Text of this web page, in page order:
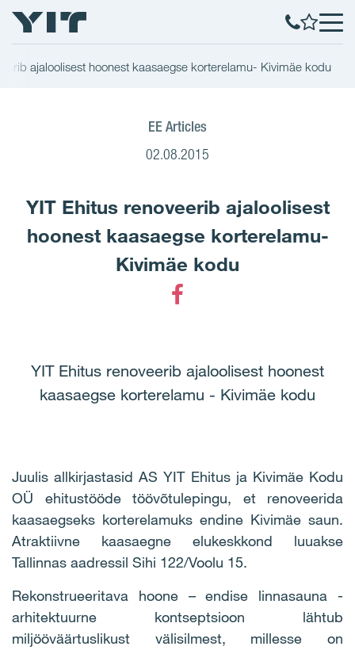
ajaloolisest hoonest kaasaegse korterelamu- Kivimäe kodu
EE Articles
02.08.2015
YIT Ehitus renoveerib ajaloolisest
hoonest kaasaegse korterelamu-
Kivimäe kodu
YIT Ehitus renoveerib ajaloolisest hoonest
kaasaegse korterelamu - Kivimäe kodu
Juulis allkirjastasid AS YIT Ehitus ja Kivimäe Kodu
OÜ ehitustööde töövõtulepingu, et renoveerida
kaasaegseks korterelamuks endine Kivimäe saun.
Atraktiivne kaasaegne elukeskkond luuakse
Tallinnas aadressil Sihi 122/Voolu 15.
Rekonstrueeritava hoone – endise linnasauna -
arhitektuurne kontseptsioon lähtub
miljööväärtuslikust välisilmest, millesse on